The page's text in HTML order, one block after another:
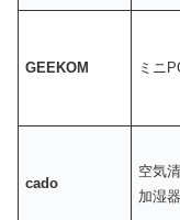
GEEKOM ミニ
cado
空気
加湿器